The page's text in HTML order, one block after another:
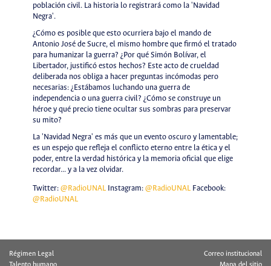
población civil. La historia lo registrará como la 'Navidad
Negra'.
¿Cómo es posible que esto ocurriera bajo el mando de
Antonio José de Sucre, el mismo hombre que firmó el tratado
para humanizar la guerra? ¿Por qué Simón Bolívar, el
Libertador, justificó estos hechos? Este acto de crueldad
deliberada nos obliga a hacer preguntas incómodas pero
necesarias: ¿Estábamos luchando una guerra de
independencia o una guerra civil? ¿Cómo se construye un
héroe y qué precio tiene ocultar sus sombras para preservar
su mito?
La 'Navidad Negra' es más que un evento oscuro y lamentable;
es un espejo que refleja el conflicto eterno entre la ética y el
poder, entre la verdad histórica y la memoria oficial que elige
recordar... y a la vez olvidar.
Twitter: @RadioUNALInstagram: @RadioUNALFacebook:
@RadioUNAL
Régimen Legal
Correo institucional